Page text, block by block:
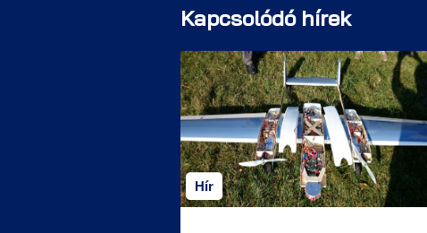
Kapcsolódó hírek
Hír